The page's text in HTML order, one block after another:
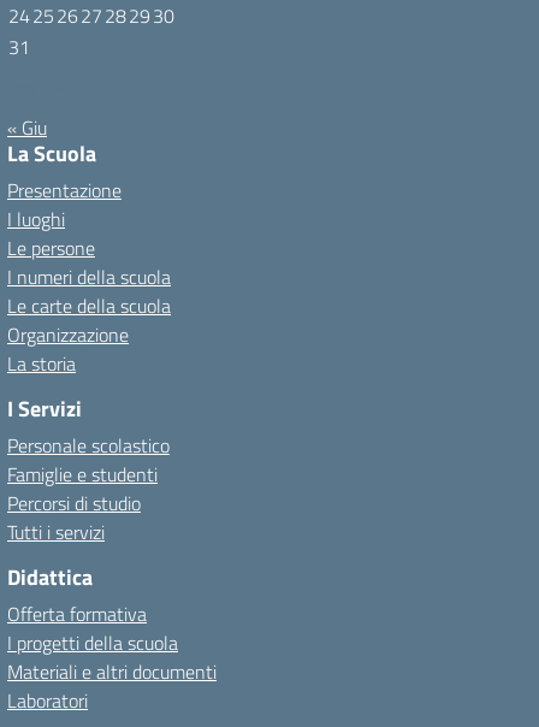
24252627282930
31
« Giu
La Scuola
Presentazione
I luoghi
Le persone
I numeri della scuola
Le carte della scuola
Organizzazione
La storia
I Servizi
Personale scolastico
Famiglie e studenti
Percorsi di studio
Tutti i servizi
Didattica
Offerta formativa
I progetti della scuola
Materiali e altri documenti
Laboratori